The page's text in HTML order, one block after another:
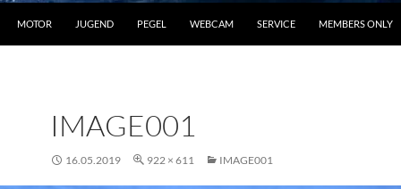
MOTOR JUGEND PEGEL WEBCAM SERVICE MEMBERS ONLY
IMAGE001
16.05.2019 922 × 611 IMAGE001